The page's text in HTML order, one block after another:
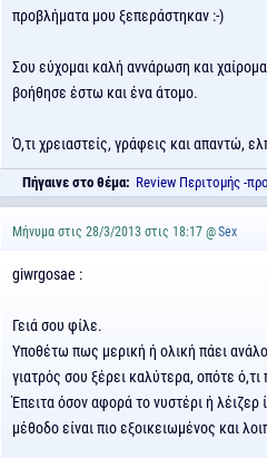
προβλήματα μου ξεπεράστηκαν :-)
Σου εύχομαι καλή αννάρωση και
βοήθησε έστω και ένα άτομο.
Ό,τι χρειαστείς, γράφεις και απαντώ,
Πήγαινε στο θέμα: Review Περιτομής -
Μήνυμα στις 28/3/2013 στις 18:17 @Sex
giwrgosae :
Γειά σου φίλε.
Υποθέτω πως μερική ή ολική πάει
γιατρός σου ξέρει καλύτερα, οπότε ό,τι
Έπειτα όσον αφορά το νυστέρι ή λέιζερ
μέθοδο είναι πιο εξοικειωμένος και